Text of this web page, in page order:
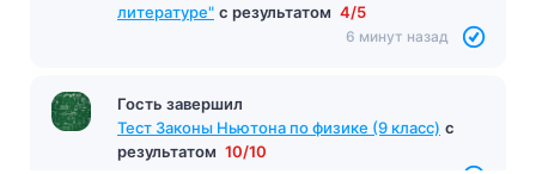
литературе" с результатом 4/5
6 минут назад
Гость завершил
Тест Законы Ньютона по физике (9 класс) с
результатом 10/10